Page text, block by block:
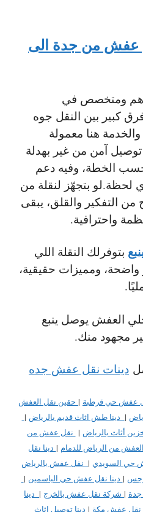
عفش من جدة الى
ومتخصص في
كبير بين النقل جوه
والخدمة هنا معمولة
آمن من غير بهدلة
الخطة، وفيه دعم
لحظة.لو بتجهّز لنقلة من
من التفكير والقلق، يبقى
واحترافية.
بتوفرلك النقلة اللي
ومميزات حقيقية،
العفش يوصل ينبع
مجهود منك.
دينات نقل عفش جده
عفش حي قرطبة | حقين نقل العفش
| دينا طش اثاث قديم بالرياض |
أثاث بالرياض | نقل عفش من
من الرياض للدمام | دينا نقل
حي السويدي | نقل عفش بالرياض
| دينا نقل عفش حي الياسمين |
| شركة نقل عفش بالخرج | دينا
نقل عفش مكة | دينا توصيل اثاث